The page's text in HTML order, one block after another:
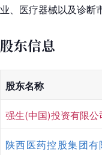
业、医疗器械以及诊断
股东信息
股东名称
强生(中国)投资有限公
陕西医药控股集团有